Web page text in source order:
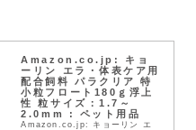
Amazon.co.jp: キョ
ーリン エラ・体表ケア用
配合飼料 パラクリア 特
小粒フロート180ｇ浮上
性 粒サイズ：1.7～
2.0mm : ペット用品
Amazon.co.jp: キョーリン エ